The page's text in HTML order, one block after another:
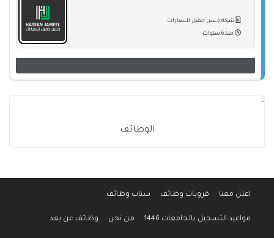
شركة حسن جميل للسيارات
منذ 6 سنوات
-
الوظائف
اعلن معنا قروبات وظائف سناب وظائف
مواعيد التسجيل بالجامعات 1446 من نحن وظائف عن بعد